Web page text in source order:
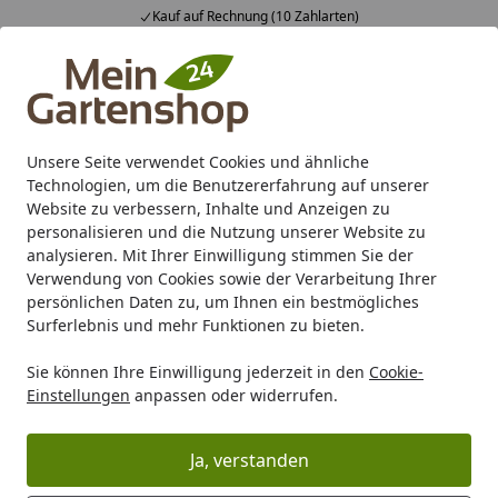
Unsere Seite verwendet Cookies und ähnliche
Technologien, um die Benutzererfahrung auf unserer
Website zu verbessern, Inhalte und Anzeigen zu
personalisieren und die Nutzung unserer Website zu
analysieren. Mit Ihrer Einwilligung stimmen Sie der
Verwendung von Cookies sowie der Verarbeitung Ihrer
persönlichen Daten zu, um Ihnen ein bestmögliches
Surferlebnis und mehr Funktionen zu bieten.
Sie können Ihre Einwilligung jederzeit in den Cookie-
Einstellungen anpassen oder widerrufen.
Ja, verstanden
Kauf auf Rechnung (10 Zahlarten)
Alle Produkte
Mein Konto
Suchen
Karibu Pools inkl. gratis Sandfilteranlage & Pool-
Starterset (Gesamtwert bis 468,99€)
Startseite
Gartenhaus Zubehör für Gartenhäuser Dachrinnen
Set 4000 mm für Flachdach-
Gartenhäuser